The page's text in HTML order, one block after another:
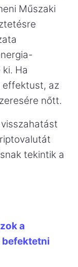
Műszaki
Ha
effektust, az
nőtt.
tekintik a
a